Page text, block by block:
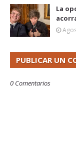
La
PUBLICAR UN
0 Comentarios